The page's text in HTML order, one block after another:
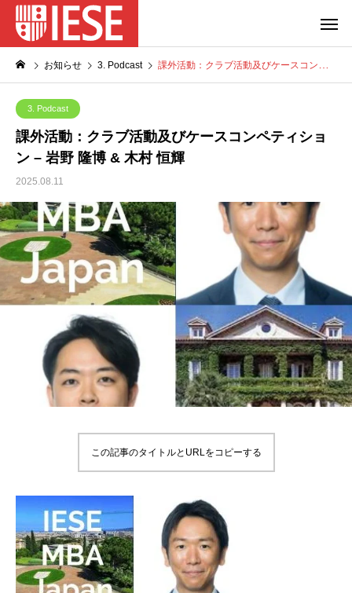
お知らせ 3. Podcast 課外活動：クラブ活動及びケースコンペティション – 岩野 隆博 & 木村 恒輝
3. Podcast
課外活動：クラブ活動及びケースコンペティショ
ン – 岩野 隆博 & 木村 恒輝
2025.08.11
この記事のタイトルとURLをコピーする